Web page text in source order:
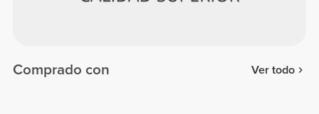
Comprado con Ver todo